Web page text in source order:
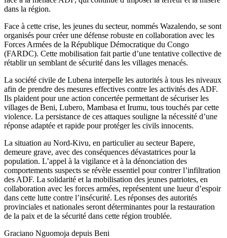
dans la région.
Face à cette crise, les jeunes du secteur, nommés Wazalendo, se sont
organisés pour créer une défense robuste en collaboration avec les
Forces Armées de la République Démocratique du Congo
(FARDC). Cette mobilisation fait partie d’une tentative collective de
rétablir un semblant de sécurité dans les villages menacés.
La société civile de Lubena interpelle les autorités à tous les niveaux
afin de prendre des mesures effectives contre les activités des ADF.
Ils plaident pour une action concertée permettant de sécuriser les
villages de Beni, Lubero, Mambasa et Irumu, tous touchés par cette
violence. La persistance de ces attaques souligne la nécessité d’une
réponse adaptée et rapide pour protéger les civils innocents.
La situation au Nord-Kivu, en particulier au secteur Bapere,
demeure grave, avec des conséquences dévastatrices pour la
population. L’appel à la vigilance et à la dénonciation des
comportements suspects se révèle essentiel pour contrer l’infiltration
des ADF. La solidarité et la mobilisation des jeunes patriotes, en
collaboration avec les forces armées, représentent une lueur d’espoir
dans cette lutte contre l’insécurité. Les réponses des autorités
provinciales et nationales seront déterminantes pour la restauration
de la paix et de la sécurité dans cette région troublée.
Graciano Nguomoja depuis Beni